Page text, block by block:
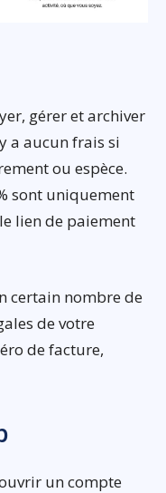
gérer et archiver
a aucun frais si
ou espèce.
sont uniquement
lien de paiement
certain nombre de
de votre
de facture,
un compte